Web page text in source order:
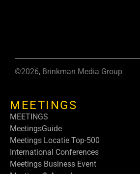
©2026, Brinkman Media Group
MEETINGS
MEETINGS
MeetingsGuide
Meetings Locatie Top-500
International Conferences
Meetings Business Event